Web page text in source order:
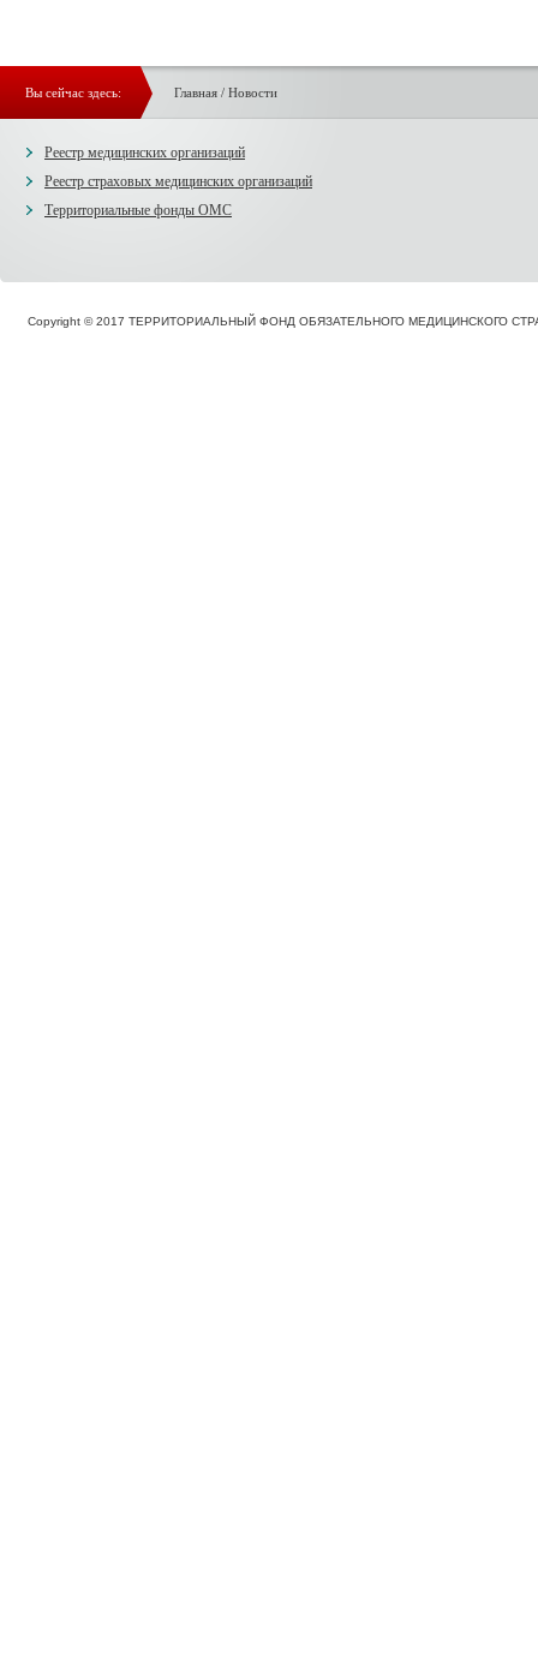
Вы сейчас здесь: Главная/ Новости
Реестр медицинских организаций
Реестр страховых медицинских организаций
Территориальные фонды ОМС
Copyright © 2017 ТЕРРИТОРИАЛЬНЫЙ ФОНД ОБЯЗАТЕЛЬНОГО МЕДИЦИНСКОГО